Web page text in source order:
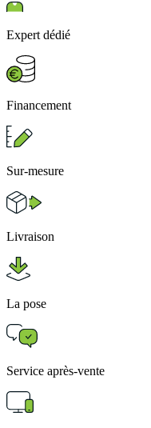
Expert dédié
Financement
Sur-mesure
Livraison
La pose
Service après-vente